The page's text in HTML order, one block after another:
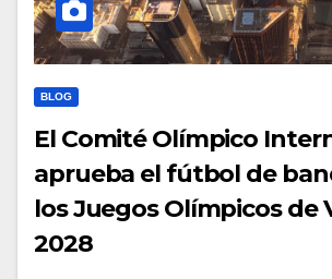
BLOG
El Comité Olímpico
aprueba el fútbol de
los Juegos Olímpicos de
2028